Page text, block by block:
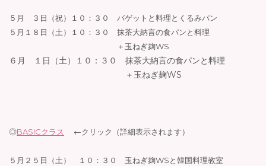
５月 ３日（祝）１０：３０ バゲットと料理とくるみパン
５月１８日（土）１０：３０ 抹茶大納言の食パンと料理
＋玉ねぎ麹WS
６月 １日（土）１０：３０ 抹茶大納言の食パンと料理
＋玉ねぎ麹WS
◎BASICクラス ←クリック（詳細表示されます）
５月２５日（土） １０：３０ 玉ねぎ麹WSと韓国料理教室